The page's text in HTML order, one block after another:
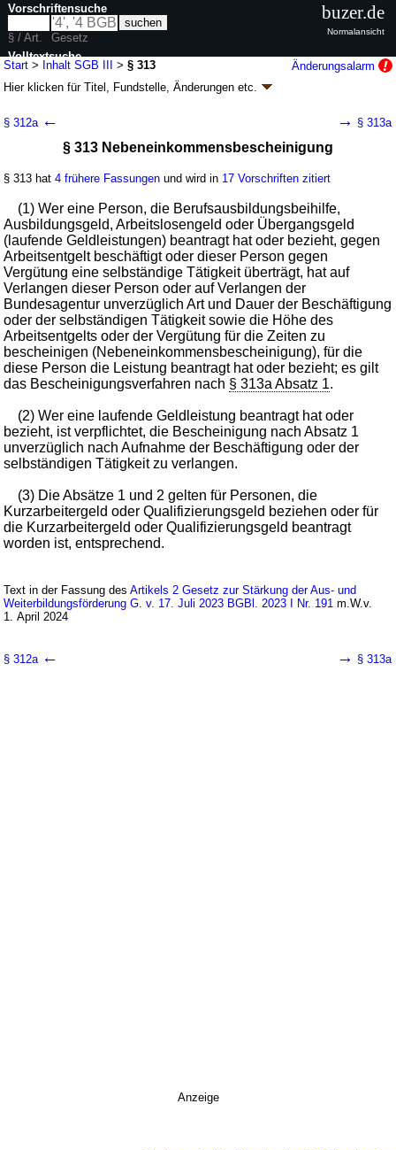
Start > Inhalt SGB III >§ 313
Änderungsalarm
Hier klicken fürTitel, Fundstelle, Änderungen etc.
- Arbeitsförderung - (SGB III)
Artikel 1 G. v. 24.03.1997BGBl. I S. 594, 595; zuletzt geändert durch
Geltung ab 01.01.1998; FNA: 860-3Sozialgesetzbuch
wird in 991 Vorschriften zitiert
Achtes Kapitel Pflichten
Erster Abschnitt Pflichten im Leistungsverfahren
Zweiter Unterabschnitt Anzeige-, Nachweis- und
Bescheinigungspflichten
§ 312a ← → § 313a
§ 313 Nebeneinkommensbescheinigung
§ 313 hat4 frühere Fassungen und wird in 17 Vorschriften zitiert
(1) Wer eine Person, die Berufsausbildungsbeihilfe,
Ausbildungsgeld, Arbeitslosengeld oder Übergangsgeld
(laufende Geldleistungen) beantragt hat oder bezieht, gegen
Arbeitsentgelt beschäftigt oder dieser Person gegen
Vergütung eine selbständige Tätigkeit überträgt, hat auf
Verlangen dieser Person oder auf Verlangen der
Bundesagentur unverzüglich Art und Dauer der Beschäftigung
oder der selbständigen Tätigkeit sowie die Höhe des
Arbeitsentgelts oder der Vergütung für die Zeiten zu
bescheinigen (Nebeneinkommensbescheinigung), für die
diese Person die Leistung beantragt hat oder bezieht; es gilt
das Bescheinigungsverfahren nach § 313a Absatz 1.
(2) Wer eine laufende Geldleistung beantragt hat oder
bezieht, ist verpflichtet, die Bescheinigung nach Absatz 1
unverzüglich nach Aufnahme der Beschäftigung oder der
selbständigen Tätigkeit zu verlangen.
(3) Die Absätze 1 und 2 gelten für Personen, die
Kurzarbeitergeld oder Qualifizierungsgeld beziehen oder für
die Kurzarbeitergeld oder Qualifizierungsgeld beantragt
worden ist, entsprechend.
Text in der Fassung desArtikels 2 Gesetz zur Stärkung der Aus- und
Weiterbildungsförderung G. v. 17. Juli 2023 BGBl. 2023 I Nr. 191 m.W.v.
1. April 2024
§ 312a ← → § 313a
Anzeige
Vorschriftensuche
§ / Art.
Gesetz
Volltextsuche
nur in SGB III
buzer.de
Normalansicht